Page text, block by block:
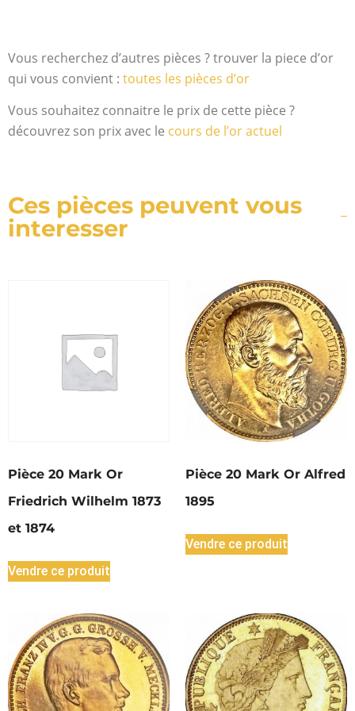
Vous recherchez d’autres pièces ? trouver la piece d’or
qui vous convient : toutes les pièces d’or
Vous souhaitez connaitre le prix de cette pièce ?
découvrez son prix avec le cours de l’or actuel
Ces pièces peuvent vous
interesser
Pièce 20 Mark Or
Friedrich Wilhelm 1873
et 1874
Vendre ce produit
Pièce 20 Mark Or Alfred
1895
Vendre ce produit